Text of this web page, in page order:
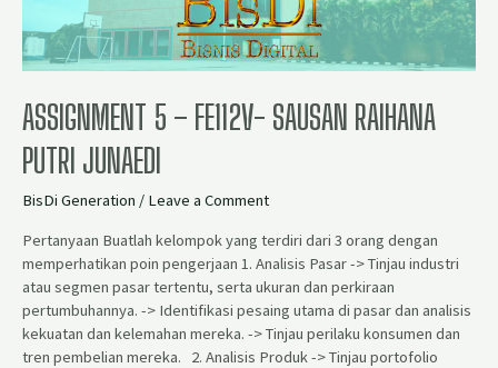
ASSIGNMENT 5 – FE112V- SAUSAN RAIHANA
PUTRI JUNAEDI
BisDi Generation / Leave a Comment
Pertanyaan Buatlah kelompok yang terdiri dari 3 orang dengan
memperhatikan poin pengerjaan 1. Analisis Pasar -> Tinjau industri
atau segmen pasar tertentu, serta ukuran dan perkiraan
pertumbuhannya. -> Identifikasi pesaing utama di pasar dan analisis
kekuatan dan kelemahan mereka. -> Tinjau perilaku konsumen dan
tren pembelian mereka. 2. Analisis Produk -> Tinjau portofolio